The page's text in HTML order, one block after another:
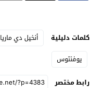
كلمات دليلية أنخيل دي ماريا
يوفنتوس
رابط مختصر